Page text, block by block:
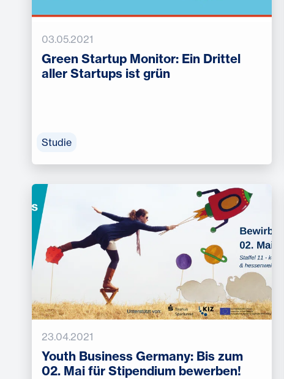
03.05.2021
Green Startup Monitor: Ein Drittel
aller Startups ist grün
Studie
23.04.2021
Youth Business Germany: Bis zum
02. Mai für Stipendium bewerben!